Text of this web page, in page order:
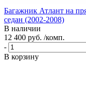
Багажник Атлант на
седан (2002-2008)
В наличии
12 400 руб. /комп.
-
В корзину